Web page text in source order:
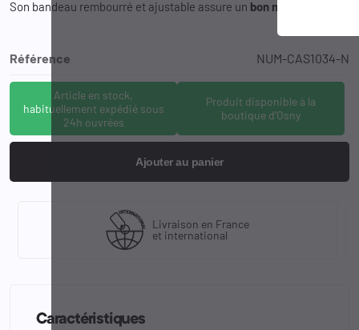
Son bandeau rembourré et ajustable assure un bon maintien
Référence NUM-CAS1034-N
Article en stock,
habituellement expédié sous
24h ouvrées
Produit disponible à la
boutique d'Osny
Ajouter au panier
Livraison en France
et international
Caractéristiques